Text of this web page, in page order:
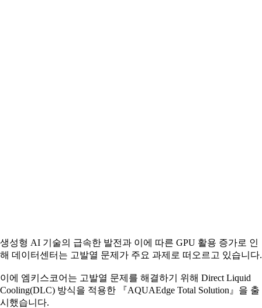
생성형 AI 기술의 급속한 발전과 이에 따른 GPU 활용 증가로 인
해 데이터센터는 고발열 문제가 주요 과제로 떠오르고 있습니다.
이에 엠키스코어는 고발열 문제를 해결하기 위해 Direct Liquid
Cooling(DLC) 방식을 적용한 『AQUAEdge Total Solution』을 출
시했습니다.